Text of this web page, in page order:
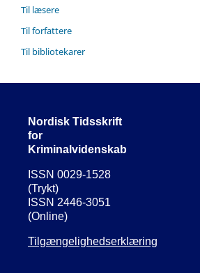
Til læsere
Til forfattere
Til bibliotekarer
Nordisk Tidsskrift
for
Kriminalvidenskab
ISSN 0029-1528
(Trykt)
ISSN 2446-3051
(Online)
Tilgængelighedserklæring